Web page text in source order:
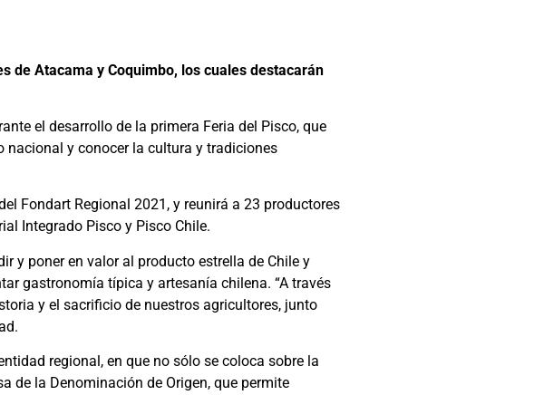
de Atacama y Coquimbo, los cuales destacarán
el desarrollo de la primera Feria del Pisco, que
nacional y conocer la cultura y tradiciones
Fondart Regional 2021, y reunirá a 23 productores
Integrado Pisco y Pisco Chile.
y poner en valor al producto estrella de Chile y
gastronomía típica y artesanía chilena. “A través
y el sacrificio de nuestros agricultores, junto
regional, en que no sólo se coloca sobre la
de la Denominación de Origen, que permite